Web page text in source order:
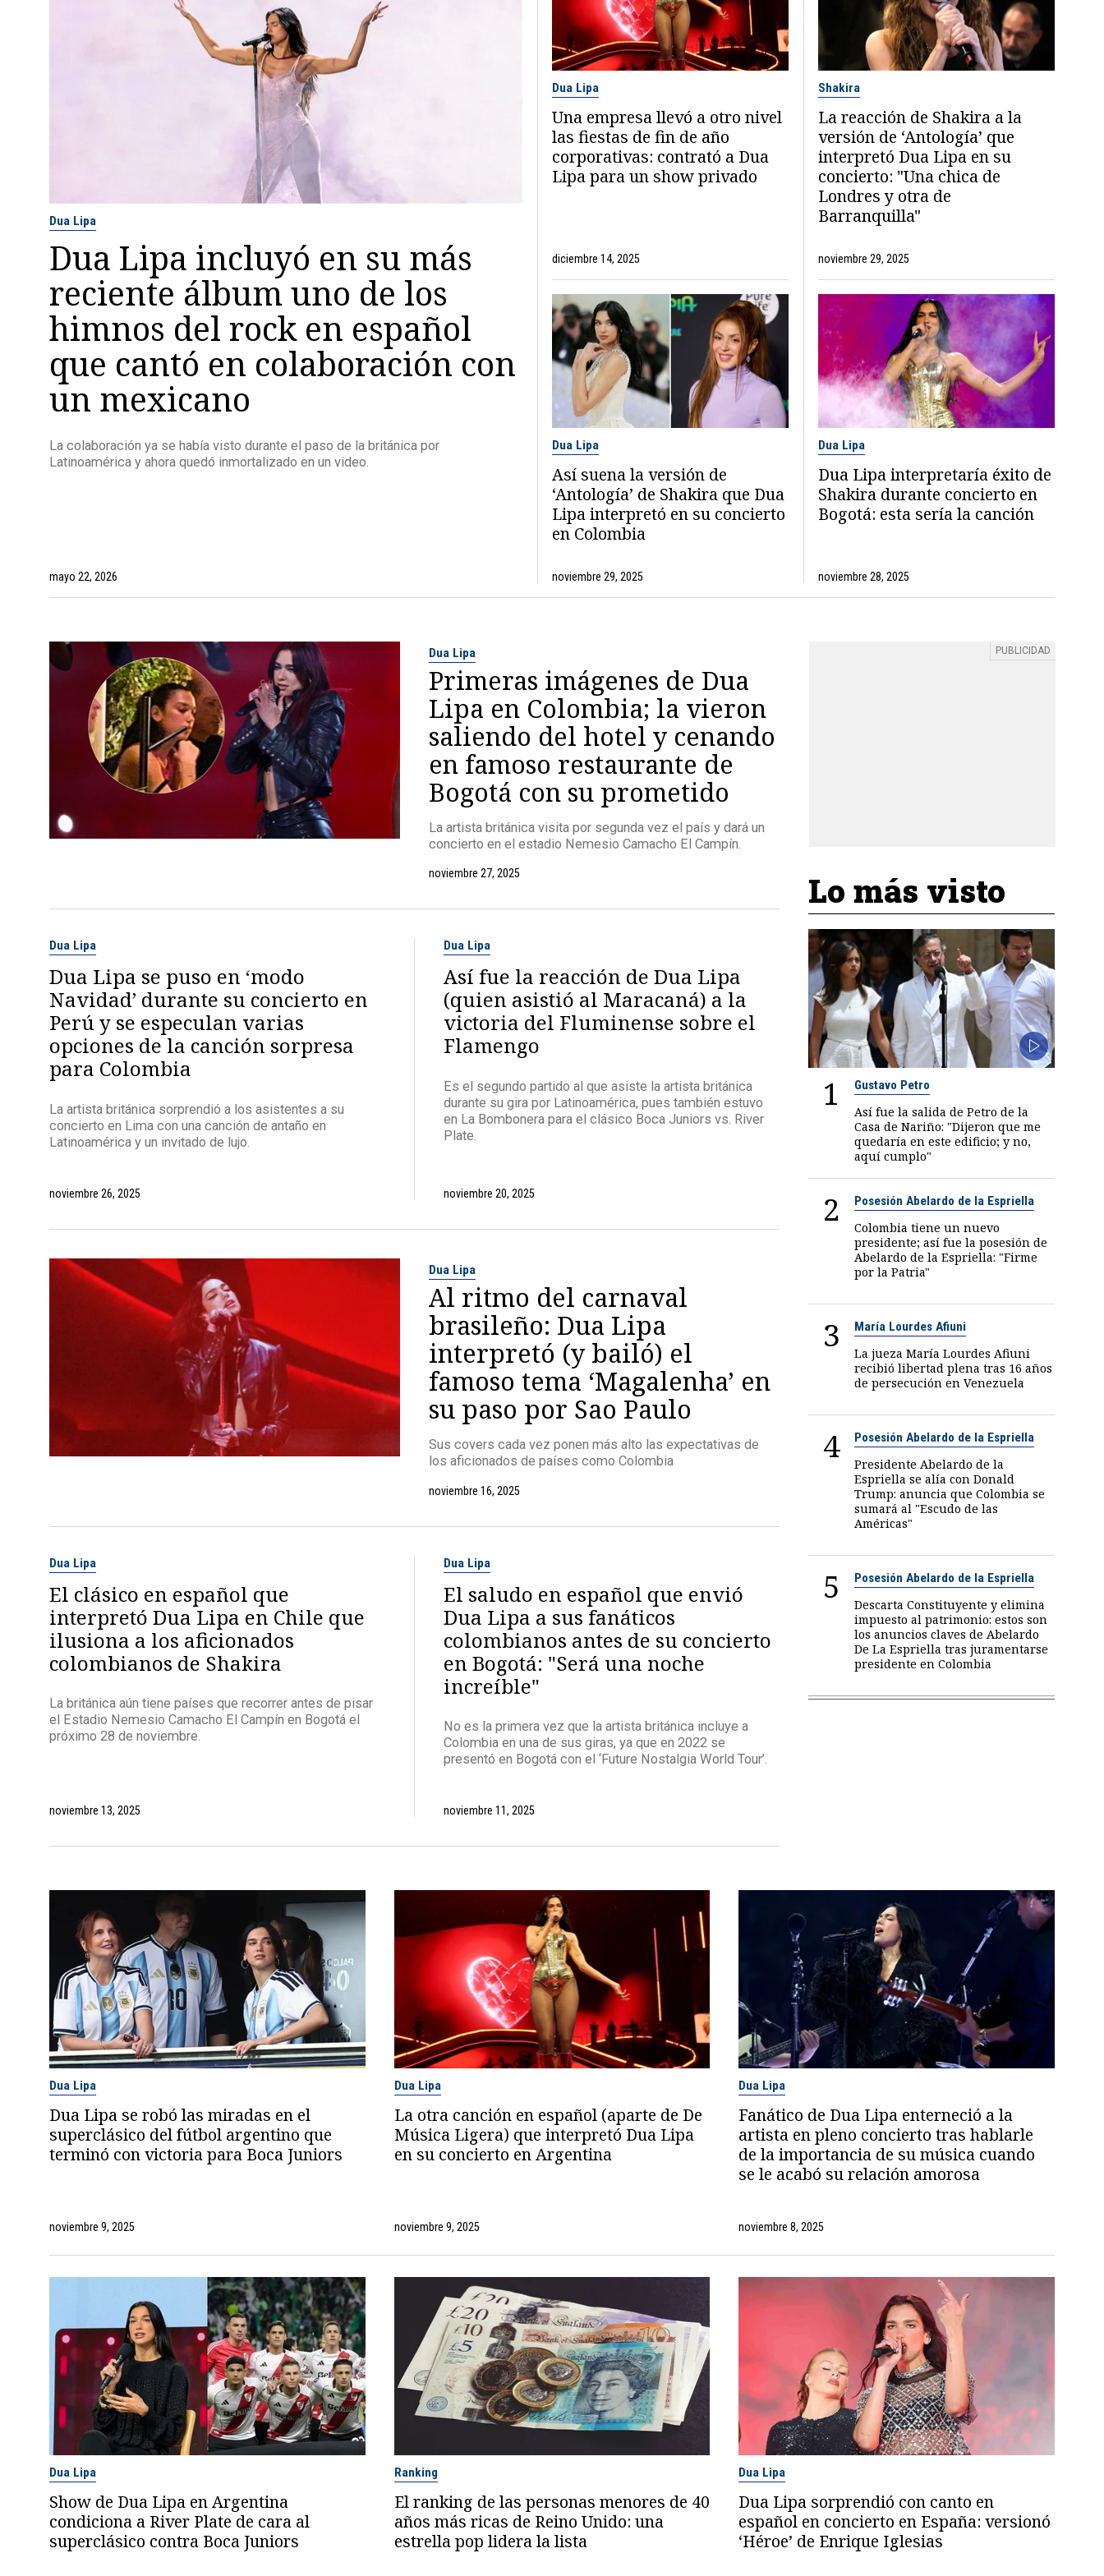
Dua Lipa
Dua Lipa incluyó en su más
reciente álbum uno de los
himnos del rock en español
que cantó en colaboración con
un mexicano
La colaboración ya se había visto durante el paso de la británica por
Latinoamérica y ahora quedó inmortalizado en un video.
mayo 22, 2026
Dua Lipa
Una empresa llevó a otro nivel
las fiestas de fin de año
corporativas: contrató a Dua
Lipa para un show privado
diciembre 14, 2025
Shakira
La reacción de Shakira a la
versión de ‘Antología’ que
interpretó Dua Lipa en su
concierto: "Una chica de
Londres y otra de
Barranquilla"
noviembre 29, 2025
Dua Lipa
Así suena la versión de
‘Antología’ de Shakira que Dua
Lipa interpretó en su concierto
en Colombia
noviembre 29, 2025
Dua Lipa
Dua Lipa interpretaría éxito de
Shakira durante concierto en
Bogotá: esta sería la canción
noviembre 28, 2025
Dua Lipa
Primeras imágenes de Dua
Lipa en Colombia; la vieron
saliendo del hotel y cenando
en famoso restaurante de
Bogotá con su prometido
La artista británica visita por segunda vez el país y dará un
concierto en el estadio Nemesio Camacho El Campín.
noviembre 27, 2025
Dua Lipa
Dua Lipa se puso en ‘modo
Navidad’ durante su concierto en
Perú y se especulan varias
opciones de la canción sorpresa
para Colombia
La artista británica sorprendió a los asistentes a su
concierto en Lima con una canción de antaño en
Latinoamérica y un invitado de lujo.
noviembre 26, 2025
Dua Lipa
Así fue la reacción de Dua Lipa
(quien asistió al Maracaná) a la
victoria del Fluminense sobre el
Flamengo
Es el segundo partido al que asiste la artista británica
durante su gira por Latinoamérica, pues también estuvo
en La Bombonera para el clásico Boca Juniors vs. River
Plate.
noviembre 20, 2025
Dua Lipa
Al ritmo del carnaval
brasileño: Dua Lipa
interpretó (y bailó) el
famoso tema ‘Magalenha’ en
su paso por Sao Paulo
Sus covers cada vez ponen más alto las expectativas de
los aficionados de países como Colombia
noviembre 16, 2025
Dua Lipa
El clásico en español que
interpretó Dua Lipa en Chile que
ilusiona a los aficionados
colombianos de Shakira
La británica aún tiene países que recorrer antes de pisar
el Estadio Nemesio Camacho El Campín en Bogotá el
próximo 28 de noviembre.
noviembre 13, 2025
Dua Lipa
El saludo en español que envió
Dua Lipa a sus fanáticos
colombianos antes de su concierto
en Bogotá: "Será una noche
increíble"
No es la primera vez que la artista británica incluye a
Colombia en una de sus giras, ya que en 2022 se
presentó en Bogotá con el ‘Future Nostalgia World Tour’.
noviembre 11, 2025
Lo más visto
1 Gustavo Petro
Así fue la salida de Petro de la
Casa de Nariño: "Dijeron que me
quedaría en este edificio; y no,
aquí cumplo"
2 Posesión Abelardo de la Espriella
Colombia tiene un nuevo
presidente; así fue la posesión de
Abelardo de la Espriella: "Firme
por la Patria"
3 María Lourdes Afiuni
La jueza María Lourdes Afiuni
recibió libertad plena tras 16 años
de persecución en Venezuela
4 Posesión Abelardo de la Espriella
Presidente Abelardo de la
Espriella se alía con Donald
Trump: anuncia que Colombia se
sumará al "Escudo de las
Américas"
5 Posesión Abelardo de la Espriella
Descarta Constituyente y elimina
impuesto al patrimonio: estos son
los anuncios claves de Abelardo
De La Espriella tras juramentarse
presidente en Colombia
Dua Lipa
Dua Lipa se robó las miradas en el
superclásico del fútbol argentino que
terminó con victoria para Boca Juniors
noviembre 9, 2025
Dua Lipa
La otra canción en español (aparte de De
Música Ligera) que interpretó Dua Lipa
en su concierto en Argentina
noviembre 9, 2025
Dua Lipa
Fanático de Dua Lipa enterneció a la
artista en pleno concierto tras hablarle
de la importancia de su música cuando
se le acabó su relación amorosa
noviembre 8, 2025
Dua Lipa
Show de Dua Lipa en Argentina
condiciona a River Plate de cara al
superclásico contra Boca Juniors
Ranking
El ranking de las personas menores de 40
años más ricas de Reino Unido: una
estrella pop lidera la lista
Dua Lipa
Dua Lipa sorprendió con canto en
español en concierto en España: versionó
‘Héroe’ de Enrique Iglesias